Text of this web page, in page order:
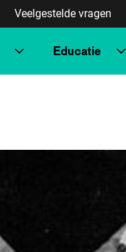
Veelgestelde vragen
Educatie